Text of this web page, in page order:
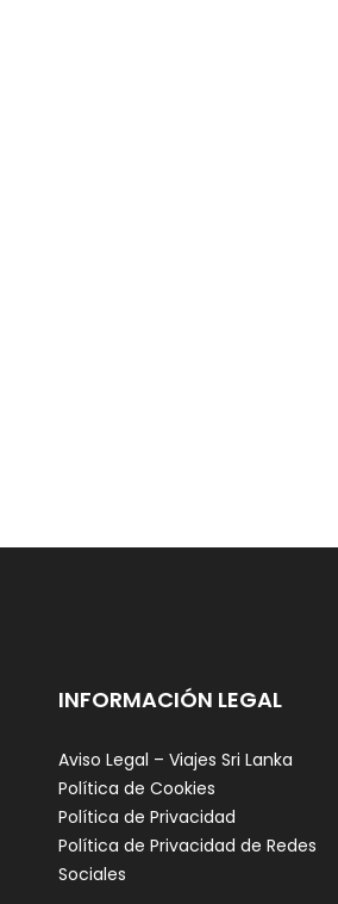
INFORMACIÓN LEGAL
Aviso Legal – Viajes Sri Lanka
Política de Cookies
Política de Privacidad
Política de Privacidad de Redes
Sociales